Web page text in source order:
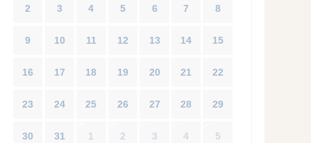
2 3 4 5 6 7 8
9 10 11 12 13 14 15
16 17 18 19 20 21 22
23 24 25 26 27 28 29
30 31 1 2 3 4 5